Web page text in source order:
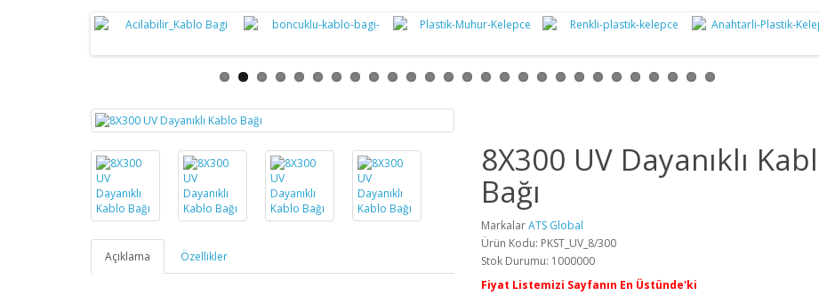
Açıklama Özellikler
8X300 UV Dayanıklı
Bağı
MarkalarATS Global
Ürün Kodu: PKST_UV_8/300
Stok Durumu: 1000000
Fiyat Listemizi Sayfanın En Üstünde'ki